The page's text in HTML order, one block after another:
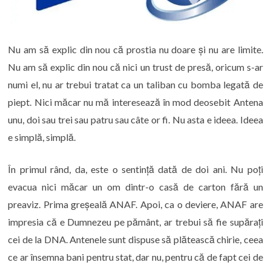
Nu am să explic din nou că prostia nu doare și nu are limite.
Nu am să explic din nou că nici un trust de presă, oricum s-ar
numi el, nu ar trebui tratat ca un taliban cu bomba legată de
piept. Nici măcar nu mă interesează în mod deosebit Antena
unu, doi sau trei sau patru sau câte or fi. Nu asta e ideea. Ideea
e simplă, simplă.
În primul rând, da, este o sentință dată de doi ani. Nu poți
evacua nici măcar un om dintr-o casă de carton fără un
preaviz. Prima greșeală ANAF. Apoi, ca o deviere, ANAF are
impresia că e Dumnezeu pe pământ, ar trebui să fie supărați
cei de la DNA. Antenele sunt dispuse să plătească chirie, ceea
ce ar însemna bani pentru stat, dar nu, pentru că de fapt cei de